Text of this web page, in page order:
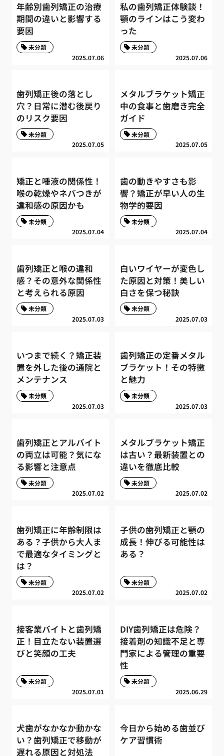
年齢別歯列矯正の治療
期間の違いと影響する
要因
2025.07.06
未分類
私の歯列矯正体験談！
顎のラインはこう変わ
った
2025.07.06
未分類
歯列矯正後の落とし
穴？日常に潜む後戻り
のリスク要因
2025.07.05
未分類
メタルブラケット矯正
中の食事と歯磨き完全
ガイド
2025.07.05
未分類
矯正と唾液の関係性！
喉の乾燥やネバつきが
違和感の原因かも
2025.07.04
未分類
歯の動きやすさも影
響？矯正が早い人の生
物学的要因
2025.07.04
未分類
歯列矯正と喉の違和
感？その意外な関係性
と考えられる原因
2025.07.03
未分類
白いワイヤーが変色し
た原因と対策！美しい
白さを保つ秘訣
2025.07.03
未分類
いつまで続く？矯正装
置を外した後の通院と
メンテナンス
2025.07.03
未分類
歯列矯正の定番メタル
ブラケット！その特徴
と魅力
2025.07.03
未分類
歯列矯正とアルバイト
の両立は可能？気にな
る影響と注意点
2025.07.02
未分類
メタルブラケット矯正
は古い？最新装置との
違いを徹底比較
2025.07.02
未分類
歯列矯正に年齢制限は
ある？子供から大人ま
で最適なタイミングと
は？
2025.07.02
未分類
子供の歯列矯正と顎の
成長！伸びる可能性は
ある？
2025.07.02
未分類
接客業バイトと歯列矯
正！目立たない装置選
びと笑顔の工夫
2025.07.01
未分類
DIY歯列矯正は危険？
接着剤の知識不足と専
門家による管理の重要
性
2025.06.29
未分類
犬歯がなかなか動かな
い？歯列矯正で移動が
遅れる原因と対処法
今日から始める歯並び
ケア習慣術